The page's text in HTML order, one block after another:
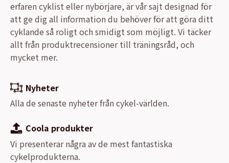
erfaren cyklist eller nybörjare, är vår sajt designad för
att ge dig all information du behöver för att göra ditt
cyklande så roligt och smidigt som möjligt. Vi täcker
allt från produktrecensioner till träningsråd, och
mycket mer.
Nyheter
Alla de senaste nyheter från cykel-världen.
Coola produkter
Vi presenterar några av de mest fantastiska
cykelprodukterna.